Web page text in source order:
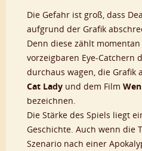
Die Gefahr ist groß, dass
aufgrund der Grafik
Denn diese zählt
vorzeigbaren Eye-Catchern
durchaus wagen, die Grafik
Cat Lady und dem Film
bezeichnen.
Die Stärke des Spiels liegt
Geschichte. Auch wenn die
Szenario nach einer